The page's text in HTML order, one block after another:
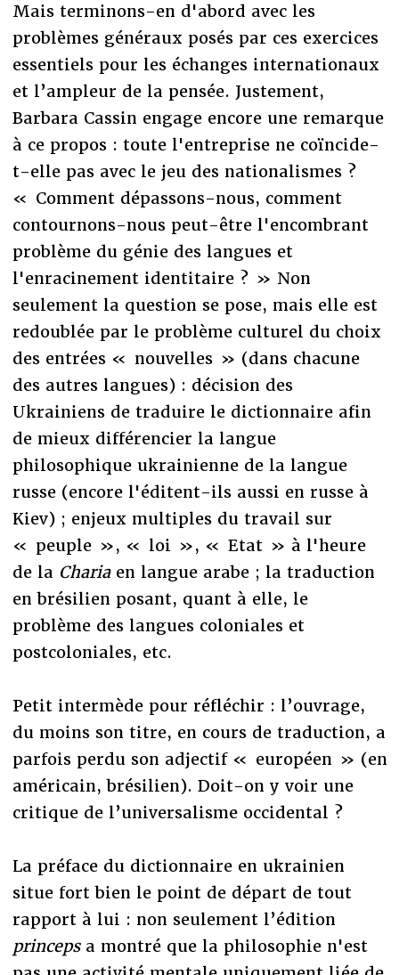
Mais terminons-en d'abord avec les
problèmes généraux posés par ces exercices
essentiels pour les échanges internationaux
et l’ampleur de la pensée. Justement,
Barbara Cassin engage encore une remarque
à ce propos : toute l'entreprise ne coïncide-
t-elle pas avec le jeu des nationalismes ?
« Comment dépassons-nous, comment
contournons-nous peut-être l'encombrant
problème du génie des langues et
l'enracinement identitaire ? » Non
seulement la question se pose, mais elle est
redoublée par le problème culturel du choix
des entrées « nouvelles » (dans chacune
des autres langues) : décision des
Ukrainiens de traduire le dictionnaire afin
de mieux différencier la langue
philosophique ukrainienne de la langue
russe (encore l'éditent-ils aussi en russe à
Kiev) ; enjeux multiples du travail sur
« peuple », « loi », « Etat » à l'heure
de la Chariaen langue arabe ; la traduction
en brésilien posant, quant à elle, le
problème des langues coloniales et
postcoloniales, etc.
Petit intermède pour réfléchir : l’ouvrage,
du moins son titre, en cours de traduction, a
parfois perdu son adjectif « européen » (en
américain, brésilien). Doit-on y voir une
critique de l’universalisme occidental ?
La préface du dictionnaire en ukrainien
situe fort bien le point de départ de tout
rapport à lui : non seulement l’édition
princepsa montré que la philosophie n'est